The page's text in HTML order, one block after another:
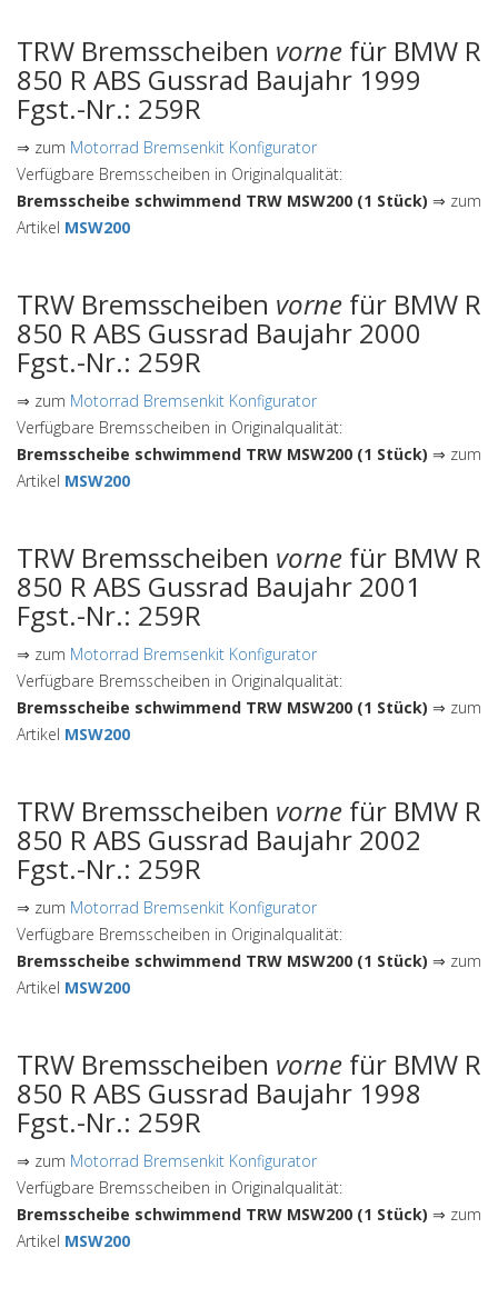
TRW Bremsscheiben vorne für BMW R
850 R ABS Gussrad Baujahr 1999
Fgst.-Nr.: 259R
⇒ zum Motorrad Bremsenkit Konfigurator
Verfügbare Bremsscheiben in Originalqualität:
Bremsscheibe schwimmend TRW MSW200 (1 Stück) ⇒ zum
Artikel MSW200
TRW Bremsscheiben vorne für BMW R
850 R ABS Gussrad Baujahr 2000
Fgst.-Nr.: 259R
⇒ zum Motorrad Bremsenkit Konfigurator
Verfügbare Bremsscheiben in Originalqualität:
Bremsscheibe schwimmend TRW MSW200 (1 Stück) ⇒ zum
Artikel MSW200
TRW Bremsscheiben vorne für BMW R
850 R ABS Gussrad Baujahr 2001
Fgst.-Nr.: 259R
⇒ zum Motorrad Bremsenkit Konfigurator
Verfügbare Bremsscheiben in Originalqualität:
Bremsscheibe schwimmend TRW MSW200 (1 Stück) ⇒ zum
Artikel MSW200
TRW Bremsscheiben vorne für BMW R
850 R ABS Gussrad Baujahr 2002
Fgst.-Nr.: 259R
⇒ zum Motorrad Bremsenkit Konfigurator
Verfügbare Bremsscheiben in Originalqualität:
Bremsscheibe schwimmend TRW MSW200 (1 Stück) ⇒ zum
Artikel MSW200
TRW Bremsscheiben vorne für BMW R
850 R ABS Gussrad Baujahr 1998
Fgst.-Nr.: 259R
⇒ zum Motorrad Bremsenkit Konfigurator
Verfügbare Bremsscheiben in Originalqualität:
Bremsscheibe schwimmend TRW MSW200 (1 Stück) ⇒ zum
Artikel MSW200